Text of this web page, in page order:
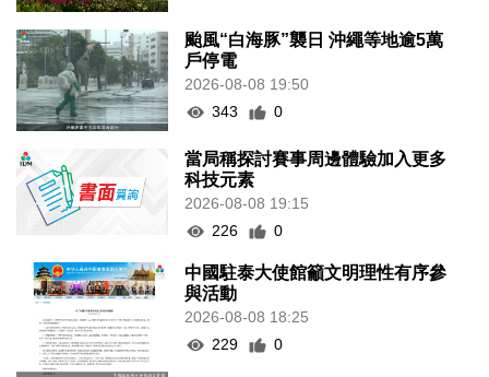
颱風“白海豚”襲日 沖繩等地逾5萬
戶停電
2026-08-08 19:50
343
0
當局稱探討賽事周邊體驗加入更多
科技元素
2026-08-08 19:15
226
0
中國駐泰大使館籲文明理性有序參
與活動
2026-08-08 18:25
229
0